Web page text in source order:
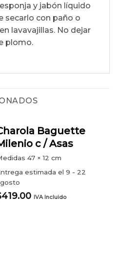
y jabón líquido
secarlo con paño o
lavavajillas. No dejar
plomo.
Baguette
c / Asas
47 × 12 cm
estimada el 9 - 22
419.00 IVA Incluido